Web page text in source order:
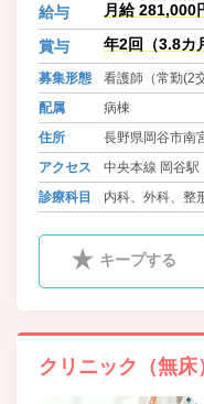
給与 月給 281,000
賞与 年2回（3.8カ
募集形態
看護師（常勤(2
配属
病棟
住所
長野県岡谷市南
アクセス
中央本線 岡谷
診療科目
内科、外科、整
キープする
クリニック（無床